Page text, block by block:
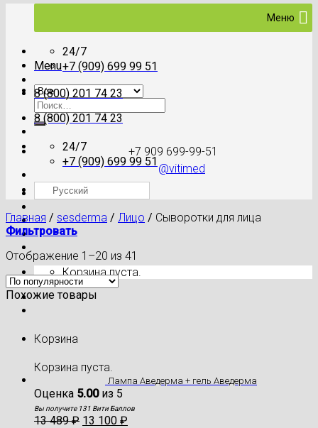
Menu
Искать:
+7 909 699-99-51
@vitimed
Где моя посылка?
Корзина пуста.
Корзина
Корзина пуста.
Меню
24/7
+7 (909) 699 99 51
8 (800) 201 74 23
8 (800) 201 74 23
24/7
+7 (909) 699 99 51
Русский
Главная / sesderma / Лицо / Сыворотки для лица
Фильтровать
Отображение 1–20 из 41
Похожие товары
Лампа Аведерма + гель Аведерма
Оценка 5.00из 5
Вы получите 131 Вити Баллов
13 489₽ 13 100 ₽